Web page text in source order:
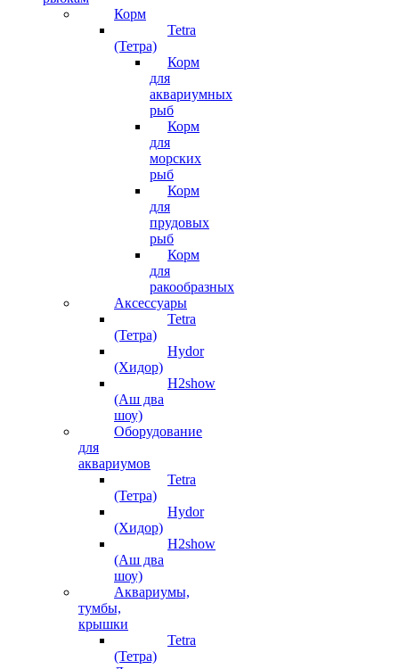
Корм
Tetra
(Тетра)
Корм
для
аквариумных
рыб
Корм
для
морских
рыб
Корм
для
прудовых
рыб
Корм
для
ракообразных
Аксессуары
Tetra
(Тетра)
Hydor
(Хидор)
H2show
(Аш два
шоу)
Оборудование
для
аквариумов
Tetra
(Тетра)
Hydor
(Хидор)
H2show
(Аш два
шоу)
Аквариумы,
тумбы,
крышки
Tetra
(Тетра)